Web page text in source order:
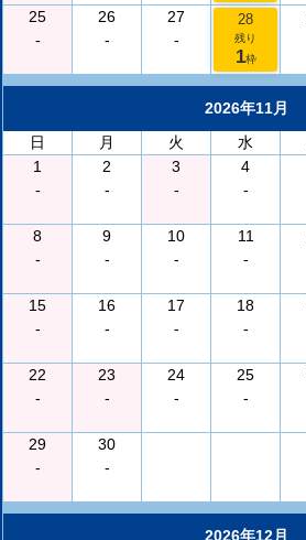
25
-
26
-
27
-
28
残り
1枠
2026年11月
日
月 火 水
1
-
2
-
3
-
4
-
8
-
9
-
10
-
11
-
15
-
16
-
17
-
18
-
22
-
23
-
24
-
25
-
29
-
30
-
2026年12月